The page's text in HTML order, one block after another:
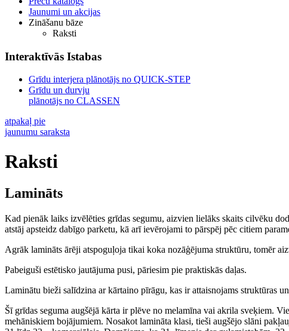
Jaunumi un akcijas
Zināšanu bāze
Raksti
Interaktīvās Istabas
Grīdu interjera plānotājs no QUICK-STEP
Grīdu un durvju
plānotājs no CLASSEN
atpakaļ pie
jaunumu saraksta
Raksti
Lamināts
Kad pienāk laiks izvēlēties grīdas segumu, aizvien lielāks skaits cilvēku
atstāj apsteidz dabīgo parketu, kā arī ievērojami to pārspēj pēc citiem
Agrāk lamināts ārēji atspoguļoja tikai koka nozāģējuma struktūru, tomēr
Pabeiguši estētisko jautājuma pusi, pāriesim pie praktiskās daļas.
Laminātu bieži salīdzina ar kārtaino pīrāgu, kas ir attaisnojams struktūras
Šī grīdas seguma augšējā kārta ir plēve no melamīna vai akrila sveķiem.
mehāniskiem bojājumiem. Nosakot lamināta klasi, tieši augšējo slāni